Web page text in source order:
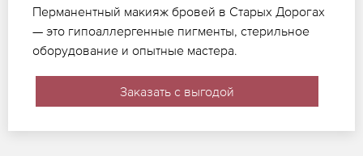
Перманентный макияж бровей в Старых Дорогах
— это гипоаллергенные пигменты, стерильное
оборудование и опытные мастера.
Заказать с выгодой